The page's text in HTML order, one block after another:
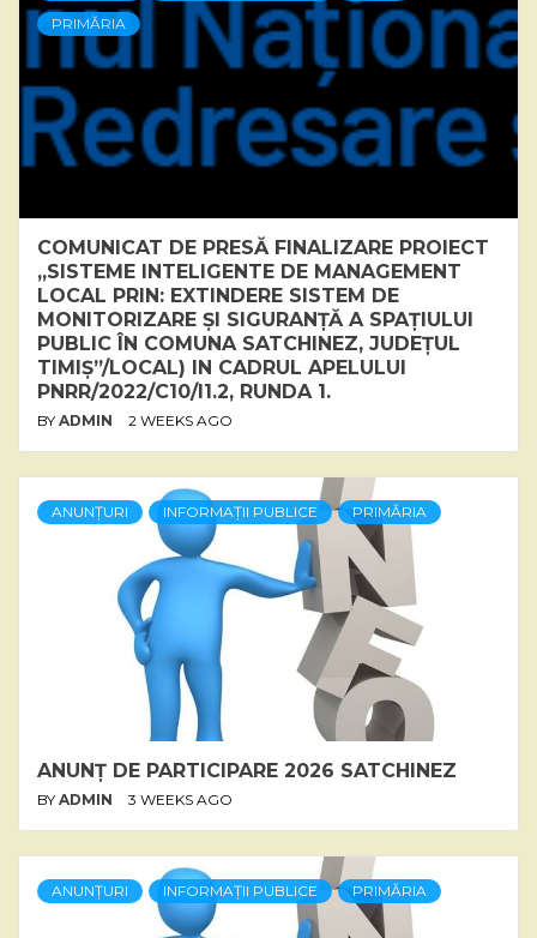
PRIMĂRIA
COMUNICAT DE PRESĂ FINALIZARE PROIECT
„SISTEME INTELIGENTE DE MANAGEMENT
LOCAL PRIN: EXTINDERE SISTEM DE
MONITORIZARE ȘI SIGURANȚĂ A SPAȚIULUI
PUBLIC ÎN COMUNA SATCHINEZ, JUDEȚUL
TIMIȘ”/LOCAL) IN CADRUL APELULUI
PNRR/2022/C10/I1.2, RUNDA 1.
BY ADMIN 2 WEEKS AGO
ANUNȚURI INFORMAȚII PUBLICE PRIMĂRIA
ANUNȚ DE PARTICIPARE 2026 SATCHINEZ
BY ADMIN 3 WEEKS AGO
ANUNȚURI INFORMAȚII PUBLICE PRIMĂRIA